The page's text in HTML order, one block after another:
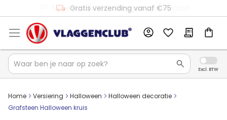
Meer dan 100.000 vlaggen op voorraad
Gratis verzending vanaf €75
Home Versiering Halloween
Halloween decoratie
Grafsteen Halloween kruis